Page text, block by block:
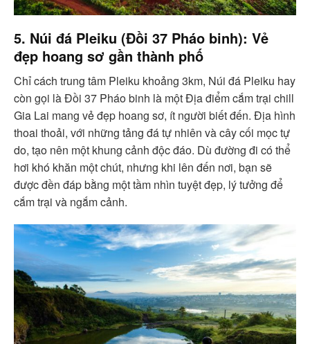
5. Núi đá Pleiku (Đồi 37 Pháo binh): Vẻ
đẹp hoang sơ gần thành phố
Chỉ cách trung tâm Pleiku khoảng 3km, Núi đá Pleiku hay
còn gọi là Đồi 37 Pháo binh là một Địa điểm cắm trại chill
Gia Lai mang vẻ đẹp hoang sơ, ít người biết đến. Địa hình
thoai thoải, với những tảng đá tự nhiên và cây cối mọc tự
do, tạo nên một khung cảnh độc đáo. Dù đường đi có thể
hơi khó khăn một chút, nhưng khi lên đến nơi, bạn sẽ
được đền đáp bằng một tầm nhìn tuyệt đẹp, lý tưởng để
cắm trại và ngắm cảnh.